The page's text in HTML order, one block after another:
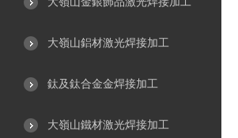
大嶺山鋁材激光焊接加工
鈦及鈦合金金焊接加工
大嶺山鐵材激光焊接加工